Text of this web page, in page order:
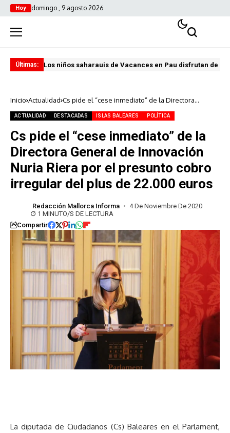
Hoy domingo , 9 agosto 2026
Últimas: Los niños saharauis de Vacances en Pau disfrutan de
Inicio Actualidad Cs pide el “cese inmediato” de la Directora
cobro irregular del plus de 22.000 euros
ACTUALIDAD DESTACADAS ISLAS BALEARES POLÍTICA
Cs pide el “cese inmediato” de la
Directora General de Innovación
Nuria Riera por el presunto cobro
irregular del plus de 22.000 euros
Redacción Mallorca Informa
4 De Noviembre De 2020
1 MINUTO/S DE LECTURA
Compartir
La diputada de Ciudadanos (Cs) Baleares en el Parlament,